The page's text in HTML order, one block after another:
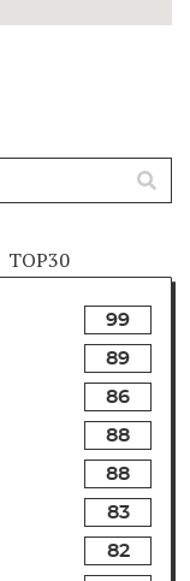
TOP30
99
89
86
88
88
83
82